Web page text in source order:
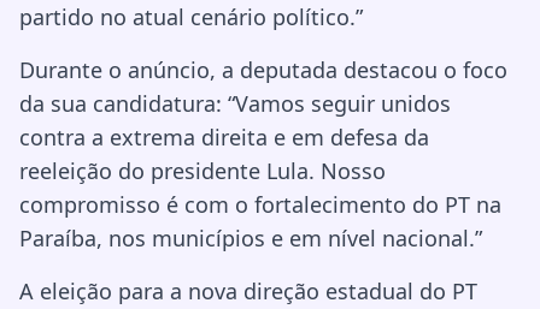
partido no atual cenário político.”
Durante o anúncio, a deputada destacou o foco
da sua candidatura: “Vamos seguir unidos
contra a extrema direita e em defesa da
reeleição do presidente Lula. Nosso
compromisso é com o fortalecimento do PT na
Paraíba, nos municípios e em nível nacional.”
A eleição para a nova direção estadual do PT